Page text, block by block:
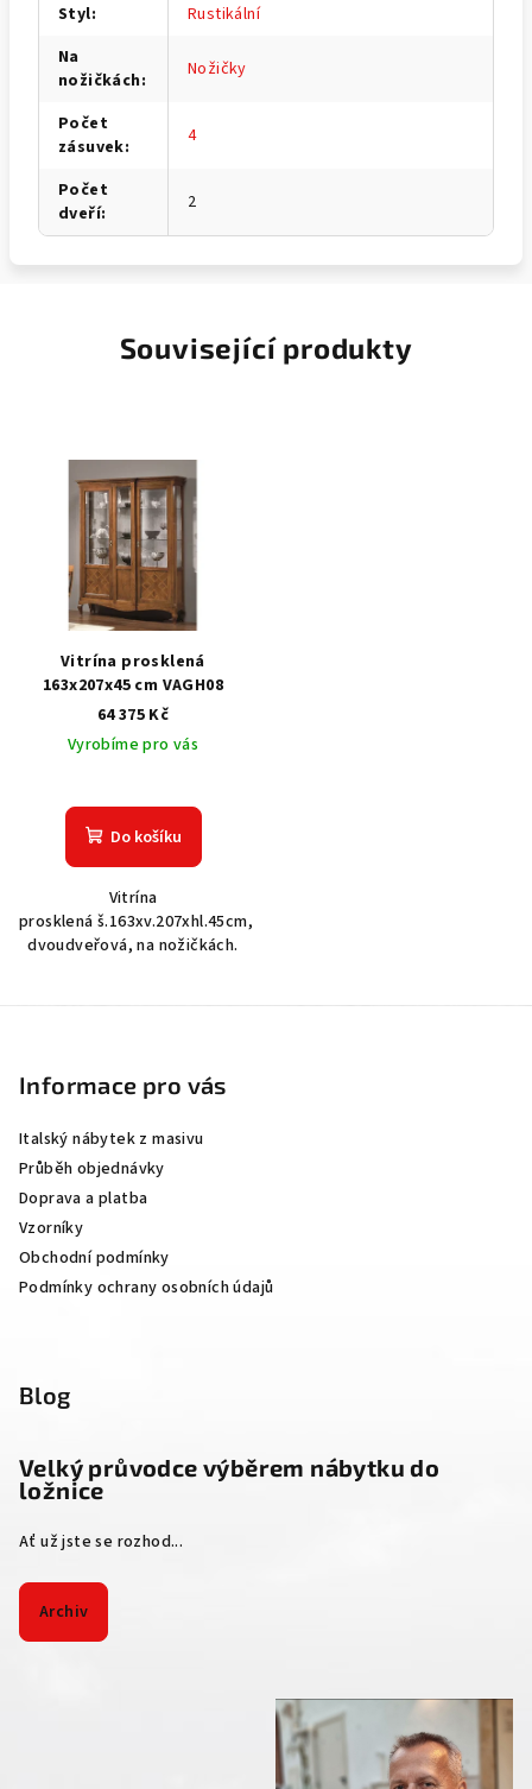
Styl:
Rustikální
Na
nožičkách: Nožičky
Počet
zásuvek: 4
Počet
dveří: 2
Související produkty
Vitrína prosklená
163x207x45 cm VAGH08
64 375 Kč
Vyrobíme pro vás
Do košíku
Vitrína
prosklená š.163xv.207xhl.45cm,
dvoudveřová, na nožičkách.
Informace pro vás
Italský nábytek z masivu
Průběh objednávky
Doprava a platba
Vzorníky
Obchodní podmínky
Podmínky ochrany osobních údajů
Blog
Velký průvodce výběrem nábytku do
ložnice
Ať už jste se rozhod...
Archiv